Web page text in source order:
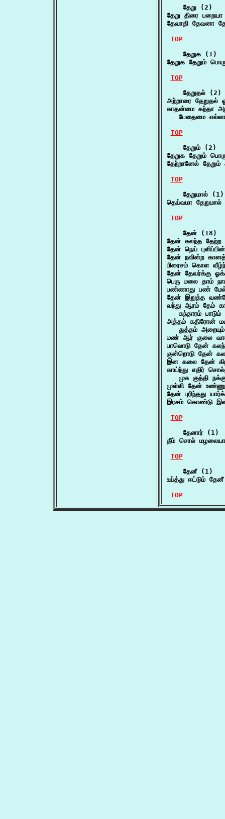
    தேறு (2)
தேறு திரை
தேவாதி தேவனா
TOP
    தேறுக (1)
தேறுக தேறும்
TOP
    தேறுதல் (2)
அற்றாரை தேறுதல்
காதன்மை கந்தா
பேதைமை
TOP
    தேறும் (2)
தேறுக தேறும்
தேற்றானேல்
TOP
    தேறுமால் (1)
தெய்வமா தேறுமால்
TOP
    தேன் (18)
தேன் கலந்த தேற்ற
தேன் நெய்
தேன் நவின்ற
பிரைசம் கொள
தேன் தேவர்க்கு
பெரு மலை தாம்
பண்ணாது பண்
தேன் இறுத்த
வந்து ஆரம் தேம்
கந்தாரம்
அத்தம் கதிரோன்
துத்தம்
மண் ஆர் குலை
பாலொடு தேன்
குன்றொடு தேன்
இன கலை தேன்
காய்ந்து எதிர்
முசு குத்தி
முள்ளி தேன்
தேன் புரிந்தது
இரசம் கொண்டு
TOP
    தேனார் (1)
தீம் சொல்
TOP
    தேனீ (1)
உய்த்து ஈட்டும்
TOP